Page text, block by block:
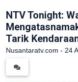
NTV Tonight:
Tarik
Nusantaratv.com - 24